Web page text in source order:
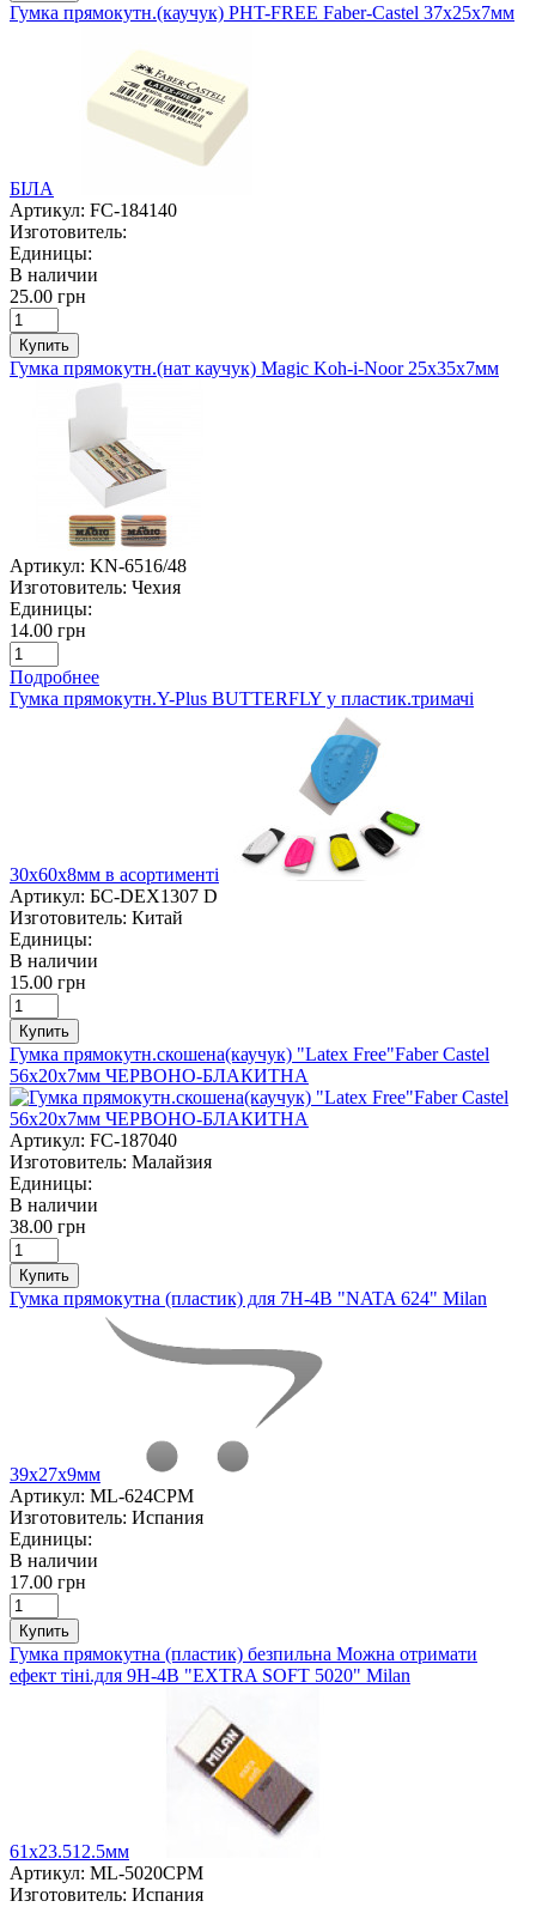
Гумка прямокутн.(каучук) PHT-FREE Faber-Castel 37х25х7мм
БІЛА
Артикул: FC-184140
Изготовитель:
Единицы:
В наличии
25.00 грн
Купить
Гумка прямокутн.(нат каучук) Magic Koh-i-Noor 25х35х7мм
Артикул: KN-6516/48
Изготовитель: Чехия
Единицы:
14.00 грн
Подробнее
Гумка прямокутн.Y-Plus BUTTERFLY у пластик.тримачі
30х60х8мм в асортименті
Артикул: БС-DEX1307 D
Изготовитель: Китай
Единицы:
В наличии
15.00 грн
Купить
Гумка прямокутн.скошена(каучук) "Latex Free"Faber Castel
56х20х7мм ЧЕРВОНО-БЛАКИТНА
Артикул: FC-187040
Изготовитель: Малайзия
Единицы:
В наличии
38.00 грн
Купить
Гумка прямокутна (пластик) для 7Н-4В "NATA 624" Milan
39х27х9мм
Артикул: ML-624CPM
Изготовитель: Испания
Единицы:
В наличии
17.00 грн
Купить
Гумка прямокутна (пластик) безпильна Можна отримати
ефект тіні.для 9Н-4В "EXTRA SOFT 5020" Milan
61х23.512.5мм
Артикул: ML-5020CPM
Изготовитель: Испания